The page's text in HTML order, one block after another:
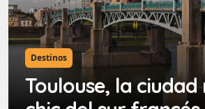
Destinos
Toulouse, la ciudad